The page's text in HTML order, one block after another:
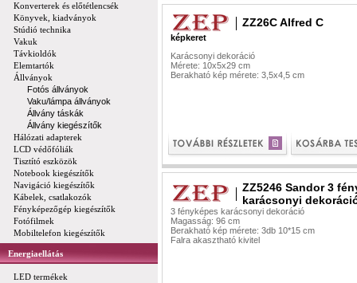
Konverterek és előtétlencsék
Könyvek, kiadványok
Stúdió technika
Vakuk
Távkioldók
Elemtartók
Állványok
Fotós állványok
Vaku/lámpa állványok
Állvány táskák
Állvány kiegészítők
Hálózati adapterek
LCD védőfóliák
Tisztító eszközök
Notebook kiegészítők
Navigáció kiegészítők
Kábelek, csatlakozók
Fényképezőgép kiegészítők
Fotófilmek
Mobiltelefon kiegészítők
Energiaellátás
LED termékek
ZZ26C Alfred C
képkeret
Karácsonyi dekoráció
Mérete: 10x5x29 cm
Berakható kép mérete: 3,5x4,5 cm
ZZ5246 Sandor 3
karácsonyi
3 fényképes karácsonyi dekoráció
Magasság: 96 cm
Berakható kép mérete: 3db 10*15 cm
Falra akasztható kivitel